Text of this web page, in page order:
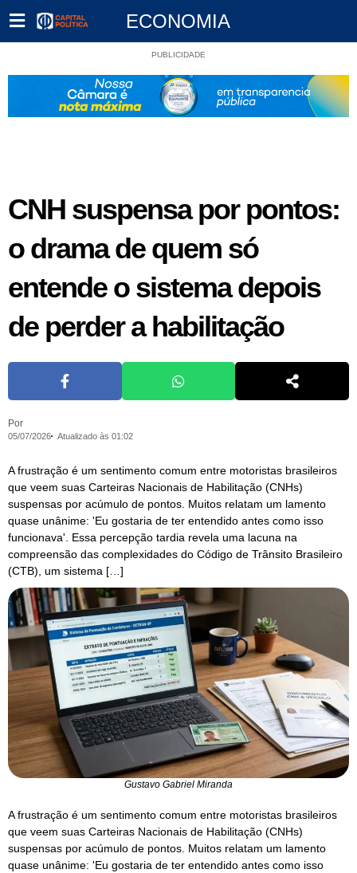
ECONOMIA
PUBLICIDADE
CNH suspensa por pontos:
o drama de quem só
entende o sistema depois
de perder a habilitação
Por
05/07/2026 Atualizado às 01:02
A frustração é um sentimento comum entre motoristas brasileiros
que veem suas Carteiras Nacionais de Habilitação (CNHs)
suspensas por acúmulo de pontos. Muitos relatam um lamento
quase unânime: 'Eu gostaria de ter entendido antes como isso
funcionava'. Essa percepção tardia revela uma lacuna na
compreensão das complexidades do Código de Trânsito Brasileiro
(CTB), um sistema […]
Gustavo Gabriel Miranda
A frustração é um sentimento comum entre motoristas brasileiros
que veem suas Carteiras Nacionais de Habilitação (CNHs)
suspensas por acúmulo de pontos. Muitos relatam um lamento
quase unânime: 'Eu gostaria de ter entendido antes como isso